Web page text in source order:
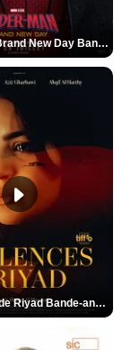
Spider-Man: Brand New Day Bande-annonce VO STFR
Les Silences de Riyad Bande-annonce VO STFR